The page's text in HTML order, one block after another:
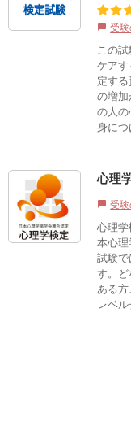
chat_bubble 受
この試
ケアす
定す
の増加
の人の
身に
心理
chat_bubble 受
心理学
本心理
試験で
す。ど
ある
レベル